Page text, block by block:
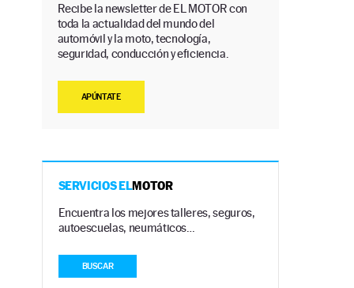
Recibe la newsletter de EL MOTOR con
toda la actualidad del mundo del
automóvil y la moto, tecnología,
seguridad, conducción y eficiencia.
APÚNTATE
SERVICIOS ELMOTOR
Encuentra los mejores talleres, seguros,
autoescuelas, neumáticos…
BUSCAR